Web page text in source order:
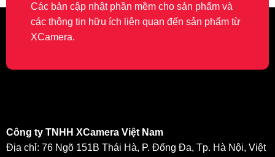
Các bản cập nhật phần mềm cho sản phẩm và
các thông tin hữu ích liên quan đến sản phẩm từ
XCamera.
Công ty TNHH XCamera Việt Nam
Địa chỉ: 76 Ngõ 151B Thái Hà, P. Đống Đa, Tp. Hà Nội, Việt